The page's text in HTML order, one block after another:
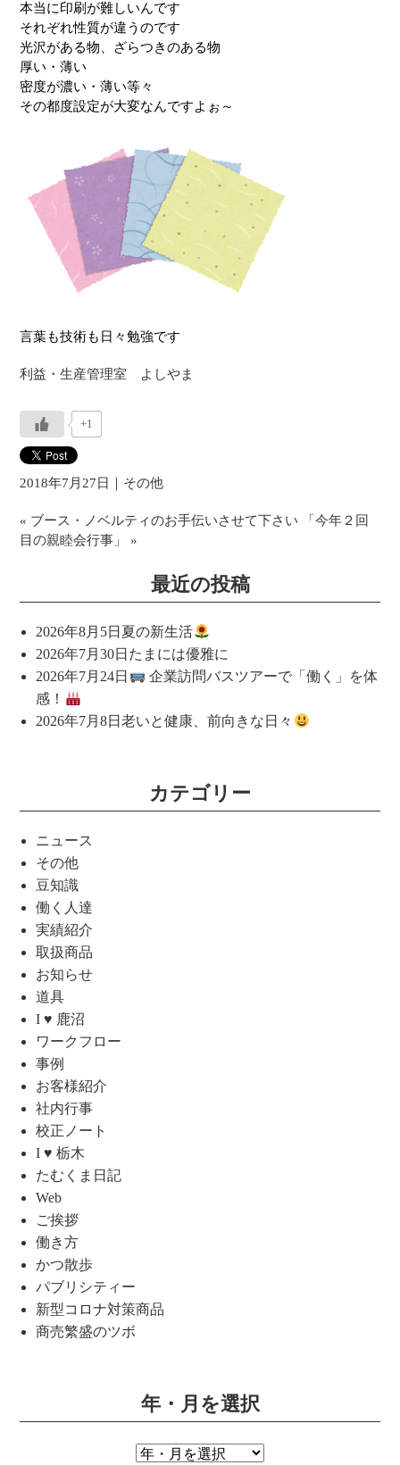
本当に印刷が難しいんです
それぞれ性質が違うのです
光沢がある物、ざらつきのある物
厚い・薄い
密度が濃い・薄い等々
その都度設定が大変なんですよぉ～
言葉も技術も日々勉強です
利益・生産管理室 よしやま
+1
2018年7月27日｜ その他
« ブース・ノベルティのお手伝いさせて下さい
「今年２回
目の親睦会行事」
»
最近の投稿
2026年8月5日 夏の新生活
2026年7月30日 たまには優雅に
2026年7月24日
企業訪問バスツアーで「働く」を体
感！
2026年7月8日老いと健康、前向きな日々
カテゴリー
ニュース
その他
豆知識
働く人達
実績紹介
取扱商品
お知らせ
道具
I ♥ 鹿沼
ワークフロー
事例
お客様紹介
社内行事
校正ノート
I ♥ 栃木
たむくま日記
Web
ご挨拶
働き方
かつ散歩
パブリシティー
新型コロナ対策商品
商売繁盛のツボ
年・月を選択